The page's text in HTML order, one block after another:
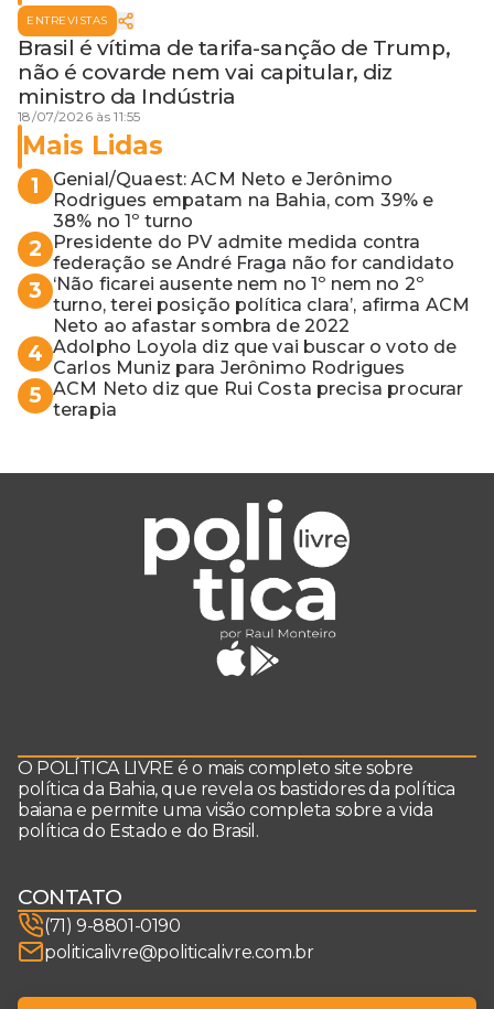
ENTREVISTAS
Brasil é vítima de tarifa-sanção de Trump,
não é covarde nem vai capitular, diz
ministro da Indústria
18/07/2026 às 11:55
Mais Lidas
1
Genial/Quaest: ACM Neto e Jerônimo
Rodrigues empatam na Bahia, com 39% e
38% no 1º turno
2
Presidente do PV admite medida contra
federação se André Fraga não for candidato
3
‘Não ficarei ausente nem no 1º nem no 2º
turno, terei posição política clara’, afirma ACM
Neto ao afastar sombra de 2022
4 Adolpho Loyola diz que vai buscar o voto de
Carlos Muniz para Jerônimo Rodrigues
5 ACM Neto diz que Rui Costa precisa procurar
terapia
O POLÍTICA LIVRE é o mais completo site sobre
política da Bahia, que revela os bastidores da política
baiana e permite uma visão completa sobre a vida
política do Estado e do Brasil.
CONTATO
(71) 9-8801-0190
politicalivre@politicalivre.com.br